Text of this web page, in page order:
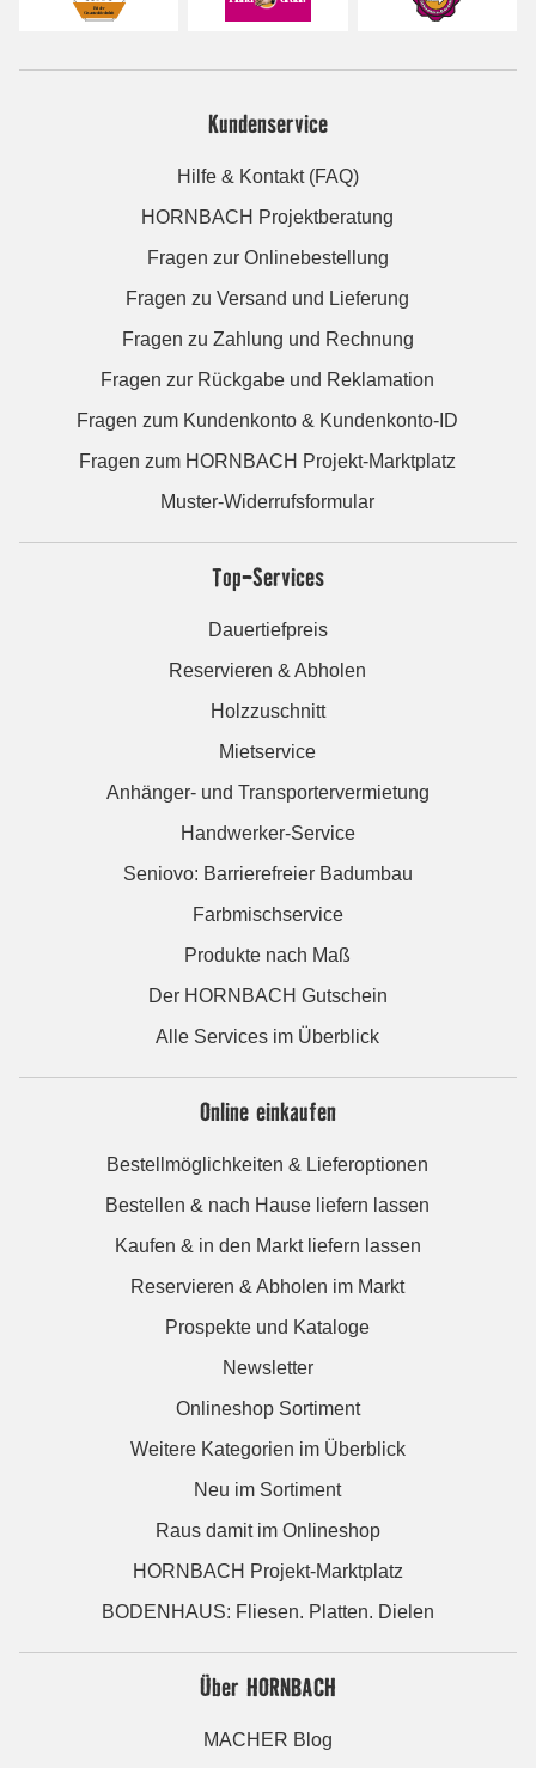
Kundenservice
Hilfe & Kontakt (FAQ)
HORNBACH Projektberatung
Fragen zur Onlinebestellung
Fragen zu Versand und Lieferung
Fragen zu Zahlung und Rechnung
Fragen zur Rückgabe und Reklamation
Fragen zum Kundenkonto & Kundenkonto-ID
Fragen zum HORNBACH Projekt-Marktplatz
Muster-Widerrufsformular
Top-Services
Dauertiefpreis
Reservieren & Abholen
Holzzuschnitt
Mietservice
Anhänger- und Transportervermietung
Handwerker-Service
Seniovo: Barrierefreier Badumbau
Farbmischservice
Produkte nach Maß
Der HORNBACH Gutschein
Alle Services im Überblick
Online einkaufen
Bestellmöglichkeiten & Lieferoptionen
Bestellen & nach Hause liefern lassen
Kaufen & in den Markt liefern lassen
Reservieren & Abholen im Markt
Prospekte und Kataloge
Newsletter
Onlineshop Sortiment
Weitere Kategorien im Überblick
Neu im Sortiment
Raus damit im Onlineshop
HORNBACH Projekt-Marktplatz
BODENHAUS: Fliesen. Platten. Dielen
Über HORNBACH
MACHER Blog